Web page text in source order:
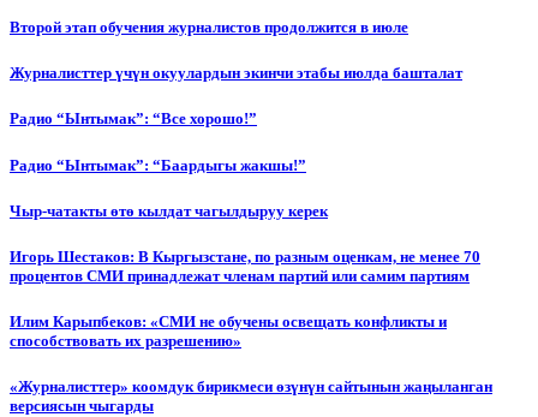
Второй этап обучения журналистов продолжится в июле
Журналисттер үчүн окуулардын экинчи этабы июлда башталат
Радио “Ынтымак”: “Все хорошо!”
Радио “Ынтымак”: “Баардыгы жакшы!”
Чыр-чатакты өтө кылдат чагылдыруу керек
Игорь Шестаков: В Кыргызстане, по разным оценкам, не менее 70
процентов СМИ принадлежат членам партий или самим партиям
Илим Карыпбеков: «СМИ не обучены освещать конфликты и
способствовать их разрешению»
«Журналисттер» коомдук бирикмеси өзүнүн сайтынын жаңыланган
версиясын чыгарды